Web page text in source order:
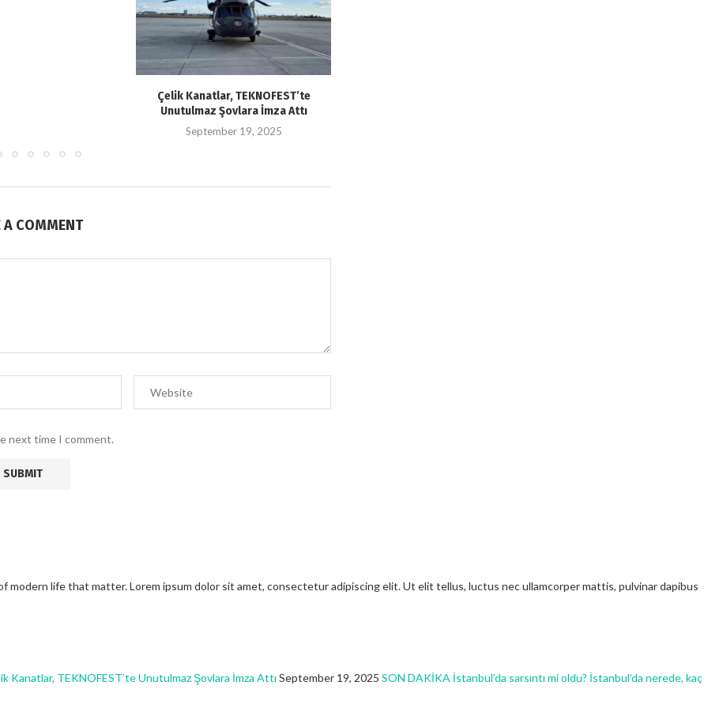
Çelik Kanatlar, TEKNOFEST’te
Unutulmaz Şovlara İmza Attı
September 19, 2025
A COMMENT
next time I comment.
modern life that matter. Lorem ipsum dolor sit amet, consectetur adipiscing elit. Ut elit tellus, luctus nec ullamcorper mattis, pulvinar dapibus
Kanatlar, TEKNOFEST’te Unutulmaz Şovlara İmza Attı September 19, 2025 SON DAKİKA İstanbul’da sarsıntı mi oldu? İstanbul’da nerede, kaç